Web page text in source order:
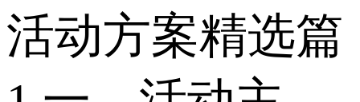
活动方案精选篇